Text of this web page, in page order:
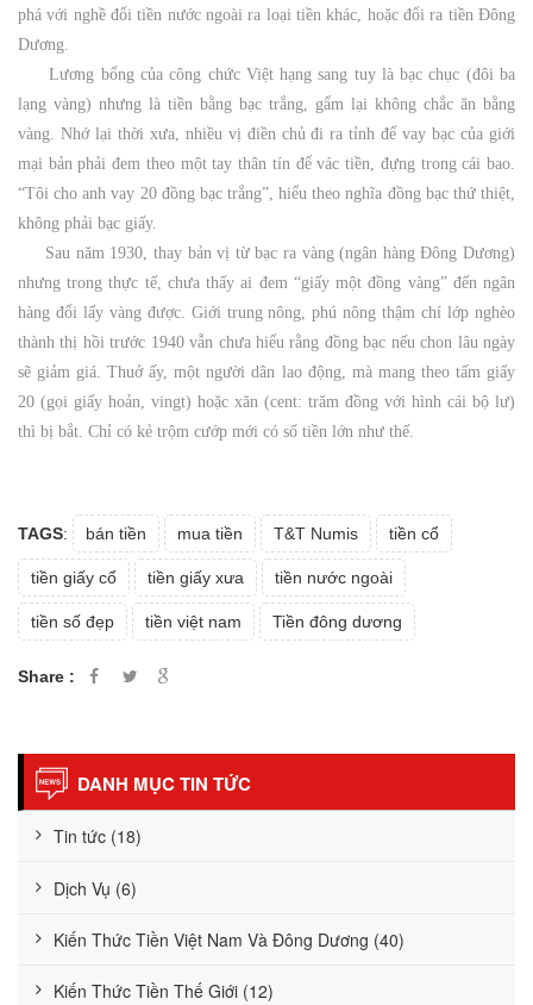
phá với nghề đổi tiền nước ngoài ra loại tiền khác, hoặc đổi ra tiền Đông
Dương.
Lương bổng của công chức Việt hạng sang tuy là bạc chục (đôi ba
lạng vàng) nhưng là tiền bằng bạc trắng, gẩm lại không chắc ăn bằng
vàng. Nhớ lại thời xưa, nhiều vị điền chủ đi ra tỉnh để vay bạc của giới
mại bản phải đem theo một tay thân tín để vác tiền, đựng trong cái bao.
“Tôi cho anh vay 20 đồng bạc trắng”, hiểu theo nghĩa đồng bạc thứ thiệt,
không phải bạc giấy.
Sau năm 1930, thay bản vị từ bạc ra vàng (ngân hàng Đông Dương)
nhưng trong thực tế, chưa thấy ai đem “giấy một đồng vàng” đến ngân
hàng đổi lấy vàng được. Giới trung nông, phú nông thậm chí lớp nghèo
thành thị hồi trước 1940 vẫn chưa hiểu rằng đồng bạc nếu chon lâu ngày
sẽ giảm giá. Thuở ấy, một người dân lao động, mà mang theo tấm giấy
20 (gọi giấy hoản, vingt) hoặc xăn (cent: trăm đồng với hình cái bộ lư)
thì bị bắt. Chỉ có kẻ trộm cướp mới có số tiền lớn như thế.
TAGS: bán tiền mua tiền T&T Numis tiền cổ
tiền giấy cổ tiền giấy xưa tiền nước ngoài
tiền số đẹp tiền việt nam Tiền đông dương
Share :
DANH MỤC TIN TỨC
Tin tức (18)
Dịch Vụ (6)
Kiến Thức Tiền Việt Nam Và Đông Dương (40)
Kiến Thức Tiền Thế Giới (12)